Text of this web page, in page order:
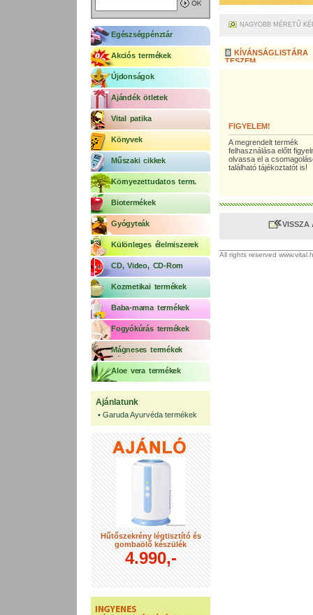
Egészségpénztár
Akciós termékek
Újdonságok
Ajándék ötletek
Vital patika
Könyvek
Műszaki cikkek
Környezettudatos term.
Biotermékek
Gyógyteák
Különleges élelmiszerek
CD, Video, CD-Rom
Kozmetikai termékek
Baba-mama termékek
Fogyókúrás termékek
Mágneses termékek
Aloe vera termékek
Ajánlatunk
• Garuda Ayurvéda termékek
Hűtőszekrény légtisztító és
gombaölő készülék
4.990,-
NAGYOBB MÉRETŰ
KÍVÁNSÁGLISTÁRA
TESZEM
FIGYELEM!
A megrendelt termék
felhasználása előtt
olvassa el a
található tájékoztatót is!
VISSZA
All rights reserved